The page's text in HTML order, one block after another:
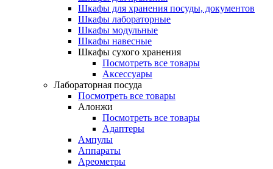
Шкафы для хранения посуды, документов
Шкафы лабораторные
Шкафы модульные
Шкафы навесные
Шкафы сухого хранения
Посмотреть все товары
Аксессуары
Лабораторная посуда
Посмотреть все товары
Алонжи
Посмотреть все товары
Адаптеры
Ампулы
Аппараты
Ареометры